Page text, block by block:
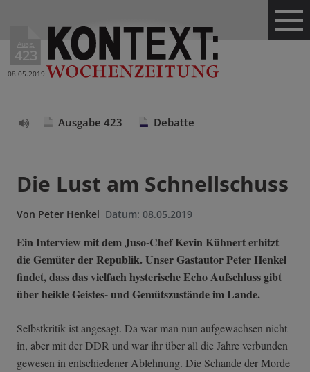
Ausg.
423
08.05.2019
Ausgabe 423 Debatte
Die Lust am Schnellschuss
Von Peter Henkel Datum: 08.05.2019
Ein Interview mit dem Juso-Chef Kevin Kühnert erhitzt
die Gemüter der Republik. Unser Gastautor Peter Henkel
findet, dass das vielfach hysterische Echo Aufschluss gibt
über heikle Geistes- und Gemütszustände im Lande.
Selbstkritik ist angesagt. Da war man nun aufgewachsen nicht
in, aber mit der DDR und war ihr über all die Jahre verbunden
gewesen in entschiedener Ablehnung. Die Schande der Morde